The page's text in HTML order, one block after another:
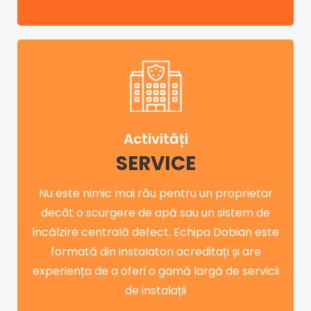
Activități
SERVICE
Nu este nimic mai rău pentru un proprietar
decât o scurgere de apă sau un sistem de
încălzire centrală defect. Echipa Dobian este
formată din instalatori acreditați și are
experiența de a oferi o gamă largă de servicii
de instalații